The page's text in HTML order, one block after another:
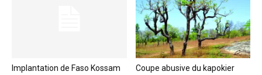
Implantation de Faso Kossam
Coupe abusive du kapokier